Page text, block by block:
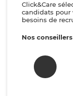
Click&Care
candidats pour
besoins de
Nos